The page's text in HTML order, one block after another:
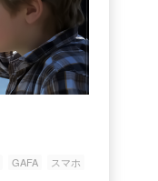
GAFA スマホ